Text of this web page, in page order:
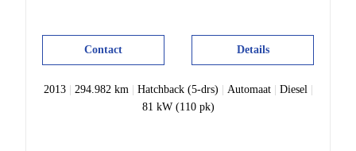
Details
Contact
2013| 294.982 km Hatchback (5-drs) Automaat| Diesel|
81 kW (110 pk)